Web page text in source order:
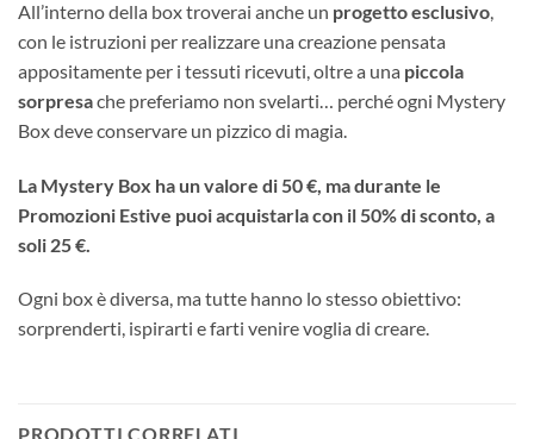
All’interno della box troverai anche un progetto esclusivo,
con le istruzioni per realizzare una creazione pensata
appositamente per i tessuti ricevuti, oltre a una piccola
sorpresache preferiamo non svelarti… perché ogni Mystery
Box deve conservare un pizzico di magia.
La Mystery Box ha un valore di 50 €, ma durante le
Promozioni Estive puoi acquistarla con il 50% di sconto, a
soli 25 €.
Ogni box è diversa, ma tutte hanno lo stesso obiettivo:
sorprenderti, ispirarti e farti venire voglia di creare.
PRODOTTI CORRELATI